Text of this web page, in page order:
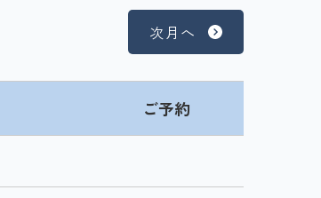
次月へ
ご予約